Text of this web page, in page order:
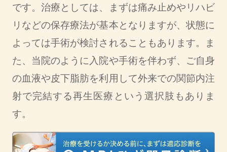
です。治療としては、まずは痛み止めやリハビ
リなどの保存療法が基本となりますが、状態に
よっては手術が検討されることもあります。ま
た、当院のように入院や手術を伴わず、ご自身
の血液や皮下脂肪を利用して外来での関節内注
射で完結する再生医療という選択肢もありま
す。